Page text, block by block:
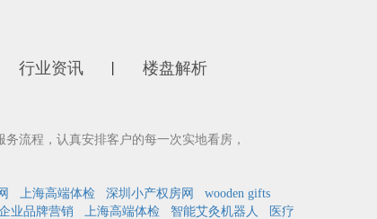
行业资讯 楼盘解析
流程，认真安排客户的每一次实地看房，
上海高端体检 深圳小产权房网
wooden gifts
业品牌营销 上海高端体检 智能艾灸机器人 医疗